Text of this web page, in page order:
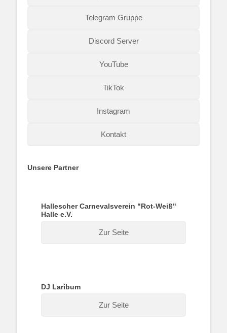
Telegram Gruppe
Discord Server
YouTube
TikTok
Instagram
Kontakt
Unsere Partner
Hallescher Carnevalsverein "Rot-Weiß"
Halle e.V.
Zur Seite
DJ Laribum
Zur Seite